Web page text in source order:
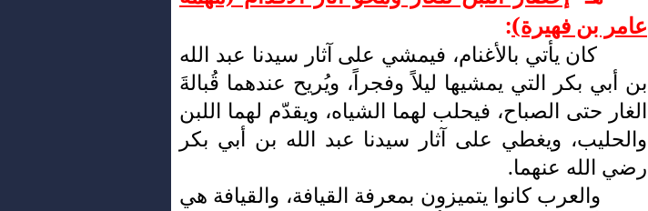
عامر بن فهيرة):
كان يأتي بالأغنام، فيمشي على آثار سيدنا عبد الله
بن أبي بكر التي يمشيها ليلاً وفجراً، ويُريح عندهما قُبالةَ
الغار حتى الصباح، فيحلب لهما الشياه، ويقدّم لهما اللبن
والحليب، ويغطي على آثار سيدنا عبد الله بن أبي بكر
رضي الله عنهما.
والعرب كانوا يتميزون بمعرفة القيافة، والقيافة هي